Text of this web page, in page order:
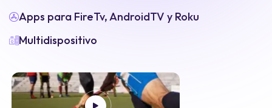
Apps para FireTv, AndroidTV y Roku
Multidispositivo